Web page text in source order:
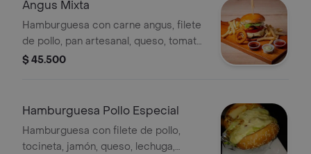
Angus Mixta
Hamburguesa con carne angus, filete
de pollo, pan artesanal, queso, tomate,
lechuga, aros de cebolla, salsa de la
$ 45.500
Hamburguesa Pollo Especial
Hamburguesa con filete de pollo,
tocineta, jamón, queso, lechuga,